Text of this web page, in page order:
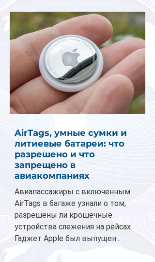
AirTags, умные сумки и
литиевые батареи: что
разрешено и что
запрещено в
авиакомпаниях
Авиапассажиры с включенным
AirTags в багаже узнали о том,
разрешены ли крошечные
устройства слежения на рейсах.
Гаджет Apple был выпущен...